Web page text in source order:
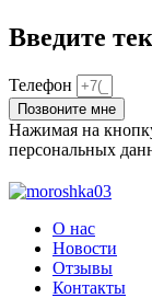
Введите
Телефон
Позвоните мне
Нажимая на
персональных
О нас
Новости
Отзывы
Контакты